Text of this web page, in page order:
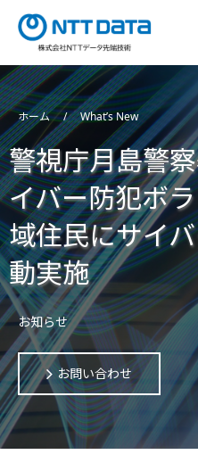
ホーム What’s New
警視庁月島警
イバー防犯ボ
域住民にサイ
動実施
お知らせ
お問い合わせ